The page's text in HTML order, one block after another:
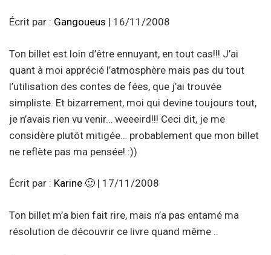
Écrit par : Gangoueus | 16/11/2008
Ton billet est loin d’être ennuyant, en tout cas!!! J’ai
quant à moi apprécié l’atmosphère mais pas du tout
l’utilisation des contes de fées, que j’ai trouvée
simpliste. Et bizarrement, moi qui devine toujours tout,
je n’avais rien vu venir… weeeird!!! Ceci dit, je me
considère plutôt mitigée… probablement que mon billet
ne reflète pas ma pensée! :))
Écrit par : Karine 🙂 | 17/11/2008
Ton billet m’a bien fait rire, mais n’a pas entamé ma
résolution de découvrir ce livre quand même ..